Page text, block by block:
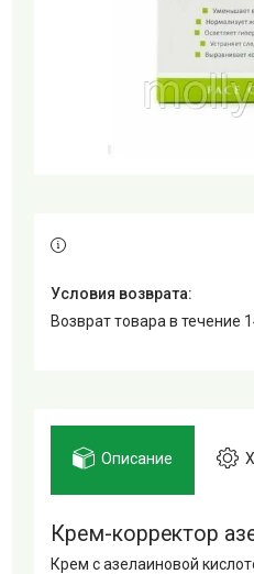
возврат товара в течение
Описание
Крем-корректор
Крем с азелаиновой